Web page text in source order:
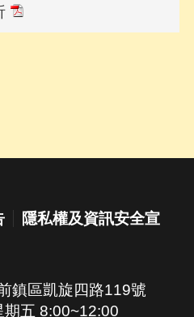
隱私權及資訊安全宣
鎮區凱旋四路119號
期五 8:00~12:00